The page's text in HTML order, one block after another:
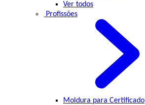
Ver todos
Profissões
Moldura para Certificado